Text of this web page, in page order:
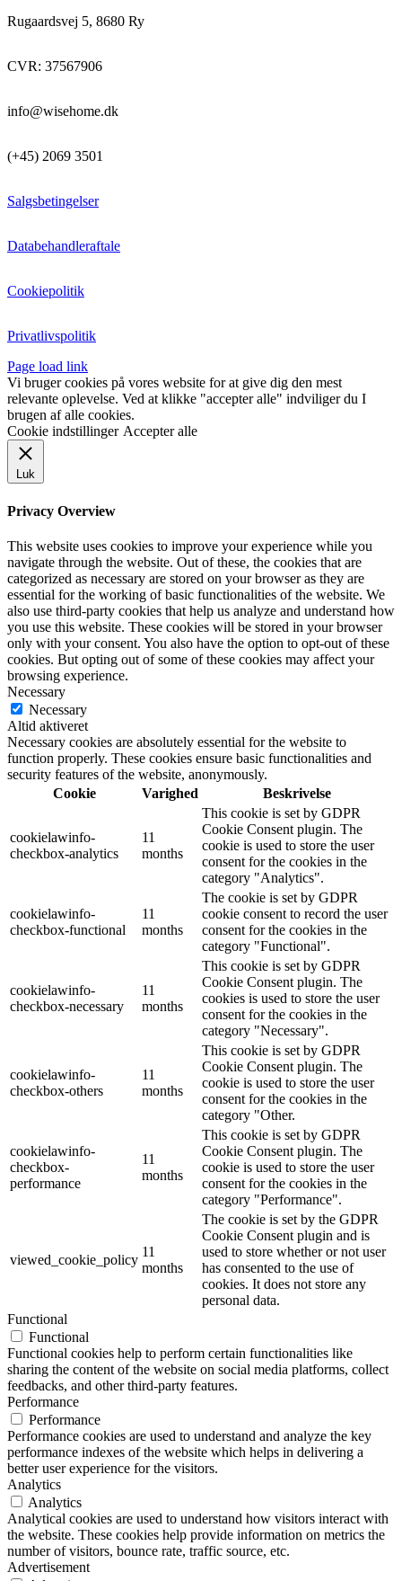
Rugaardsvej 5, 8680 Ry
CVR: 37567906
info@wisehome.dk
(+45) 2069 3501
Salgsbetingelser
Databehandleraftale
Cookiepolitik
Privatlivspolitik
Page load link
Vi bruger cookies på vores website for at give dig den mest
relevante oplevelse. Ved at klikke "accepter alle" indviliger du I
brugen af alle cookies.
Cookie indstillinger Accepter alle
Luk
Privacy Overview
This website uses cookies to improve your experience while you
navigate through the website. Out of these, the cookies that are
categorized as necessary are stored on your browser as they are
essential for the working of basic functionalities of the website. We
also use third-party cookies that help us analyze and understand how
you use this website. These cookies will be stored in your browser
only with your consent. You also have the option to opt-out of these
cookies. But opting out of some of these cookies may affect your
browsing experience.
Necessary
Necessary
Altid aktiveret
Necessary cookies are absolutely essential for the website to
function properly. These cookies ensure basic functionalities and
security features of the website, anonymously.
Cookie
Varighed Beskrivelse
cookielawinfo-
checkbox-analytics
11
months
This cookie is set by GDPR
Cookie Consent plugin. The
cookie is used to store the user
consent for the cookies in the
category "Analytics".
cookielawinfo-
checkbox-functional
11
months
The cookie is set by GDPR
cookie consent to record the user
consent for the cookies in the
category "Functional".
cookielawinfo-
checkbox-necessary
11
months
This cookie is set by GDPR
Cookie Consent plugin. The
cookies is used to store the user
consent for the cookies in the
category "Necessary".
cookielawinfo-
checkbox-others
11
months
This cookie is set by GDPR
Cookie Consent plugin. The
cookie is used to store the user
consent for the cookies in the
category "Other.
cookielawinfo-
checkbox-
performance
11
months
This cookie is set by GDPR
Cookie Consent plugin. The
cookie is used to store the user
consent for the cookies in the
category "Performance".
viewed_cookie_policy
11
months
The cookie is set by the GDPR
Cookie Consent plugin and is
used to store whether or not user
has consented to the use of
cookies. It does not store any
personal data.
Functional
Functional
Functional cookies help to perform certain functionalities like
sharing the content of the website on social media platforms, collect
feedbacks, and other third-party features.
Performance
Performance
Performance cookies are used to understand and analyze the key
performance indexes of the website which helps in delivering a
better user experience for the visitors.
Analytics
Analytics
Analytical cookies are used to understand how visitors interact with
the website. These cookies help provide information on metrics the
number of visitors, bounce rate, traffic source, etc.
Advertisement